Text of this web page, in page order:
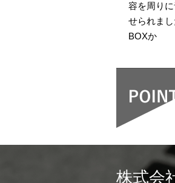
容を周り
せられま
BOXか
株式会